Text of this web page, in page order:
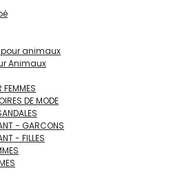
pour animaux
Animaux
DE MODE
- GARCONS
- FILLES